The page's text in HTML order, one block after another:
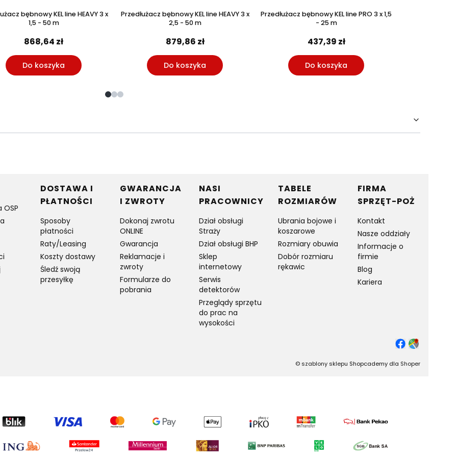
bębnowy KEL line HEAVY 3 x
1,5 - 50 m
868,64 zł
Do koszyka
Przedłużacz bębnowy KEL line HEAVY 3 x
2,5 - 50 m
879,86 zł
Do koszyka
Przedłużacz bębnowy KEL line PRO 3 x 1,5
- 25 m
437,39 zł
Do koszyka
stopceDOSTAWA I
PŁATNOŚCI
Sposoby
płatności
Raty/Leasing
Koszty dostawy
Śledź swoją
przesyłkę
GWARANCJA
I ZWROTY
Dokonaj zwrotu
ONLINE
Gwarancja
Reklamacje i
zwroty
Formularze do
pobrania
NASI
PRACOWNICY
Dział obsługi
Straży
Dział obsługi BHP
Sklep
internetowy
Serwis
detektorów
Przeglądy sprzętu
do prac na
wysokości
TABELE
ROZMIARÓW
Ubrania bojowe i
koszarowe
Rozmiary obuwia
Dobór rozmiaru
rękawic
FIRMA
SPRZĘT-POŻ
Kontakt
Nasze oddziały
Informacje o
firmie
Blog
Kariera
© szablony sklepu Shopcademy dla Shoper